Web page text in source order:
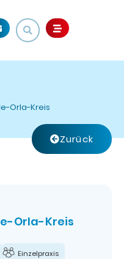
Orla-Kreis
Zurück
Orla-Kreis
Einzelpraxis